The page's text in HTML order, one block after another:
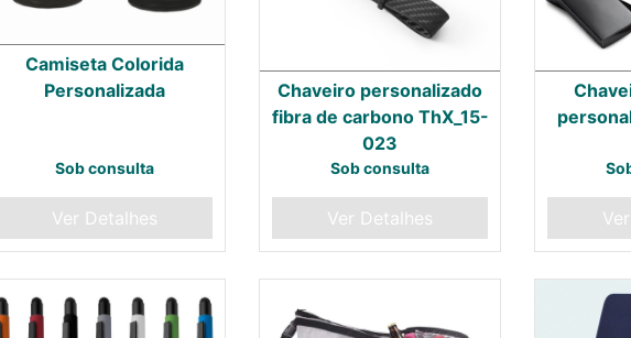
Camiseta Colorida
Personalizada
Sob consulta
Ver Detalhes
Chaveiro personalizado
fibra de carbono ThX_15-
023
Sob consulta
Ver Detalhes